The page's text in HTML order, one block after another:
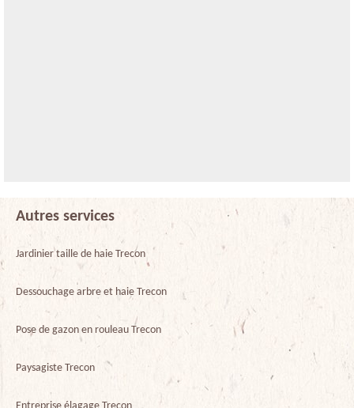
Autres services
Jardinier taille de haie Trecon
Dessouchage arbre et haie Trecon
Pose de gazon en rouleau Trecon
Paysagiste Trecon